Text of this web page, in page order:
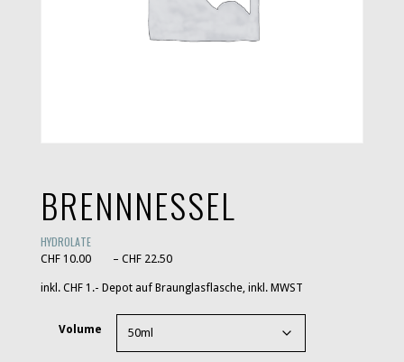
BRENNNESSEL
HYDROLATE
CHF10.00 – CHF22.50
inkl. CHF 1.- Depot auf Braunglasflasche, inkl. MWST
Volume